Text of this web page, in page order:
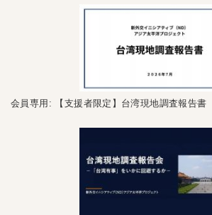
会員専用: 【支援者限定】台湾現地調査報告書